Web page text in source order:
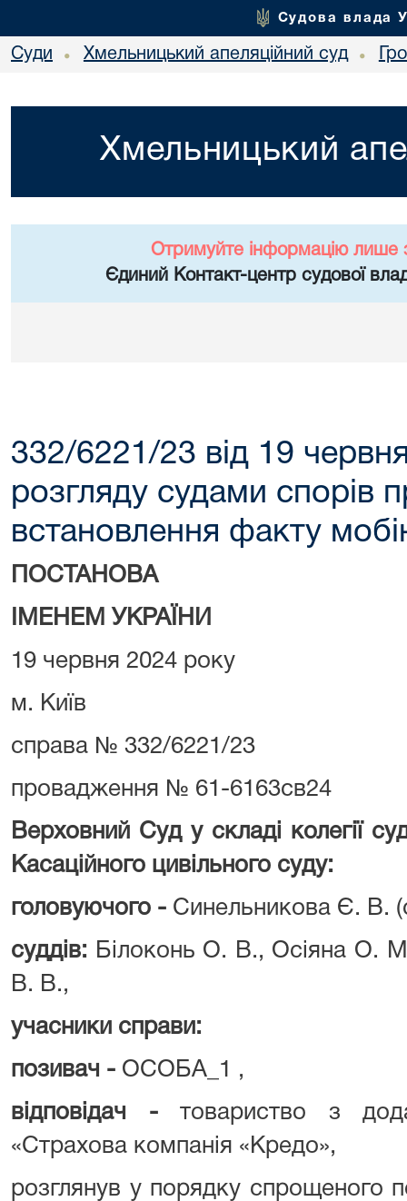
Судова влада
Суди • Хмельницький апеляційний суд •
Хмельницький
Отримуйте інформацію лише
Єдиний Контакт-центр судової
332/6221/23 від 19
розгляду судами спорів
встановлення факту
ПОСТАНОВА
ІМЕНЕМ УКРАЇНИ
19 червня 2024 року
м. Київ
справа № 332/6221/23
провадження № 61-6163св24
Верховний Суд у складі колегії
Касаційного цивільного суду:
головуючого - Синельникова Є. В.
суддів: Білоконь О. В., Осіяна
В. В.,
учасники справи:
позивач - ОСОБА_1 ,
відповідач -товариство з
«Страхова компанія «Кредо»,
розглянув у порядку спрощеного